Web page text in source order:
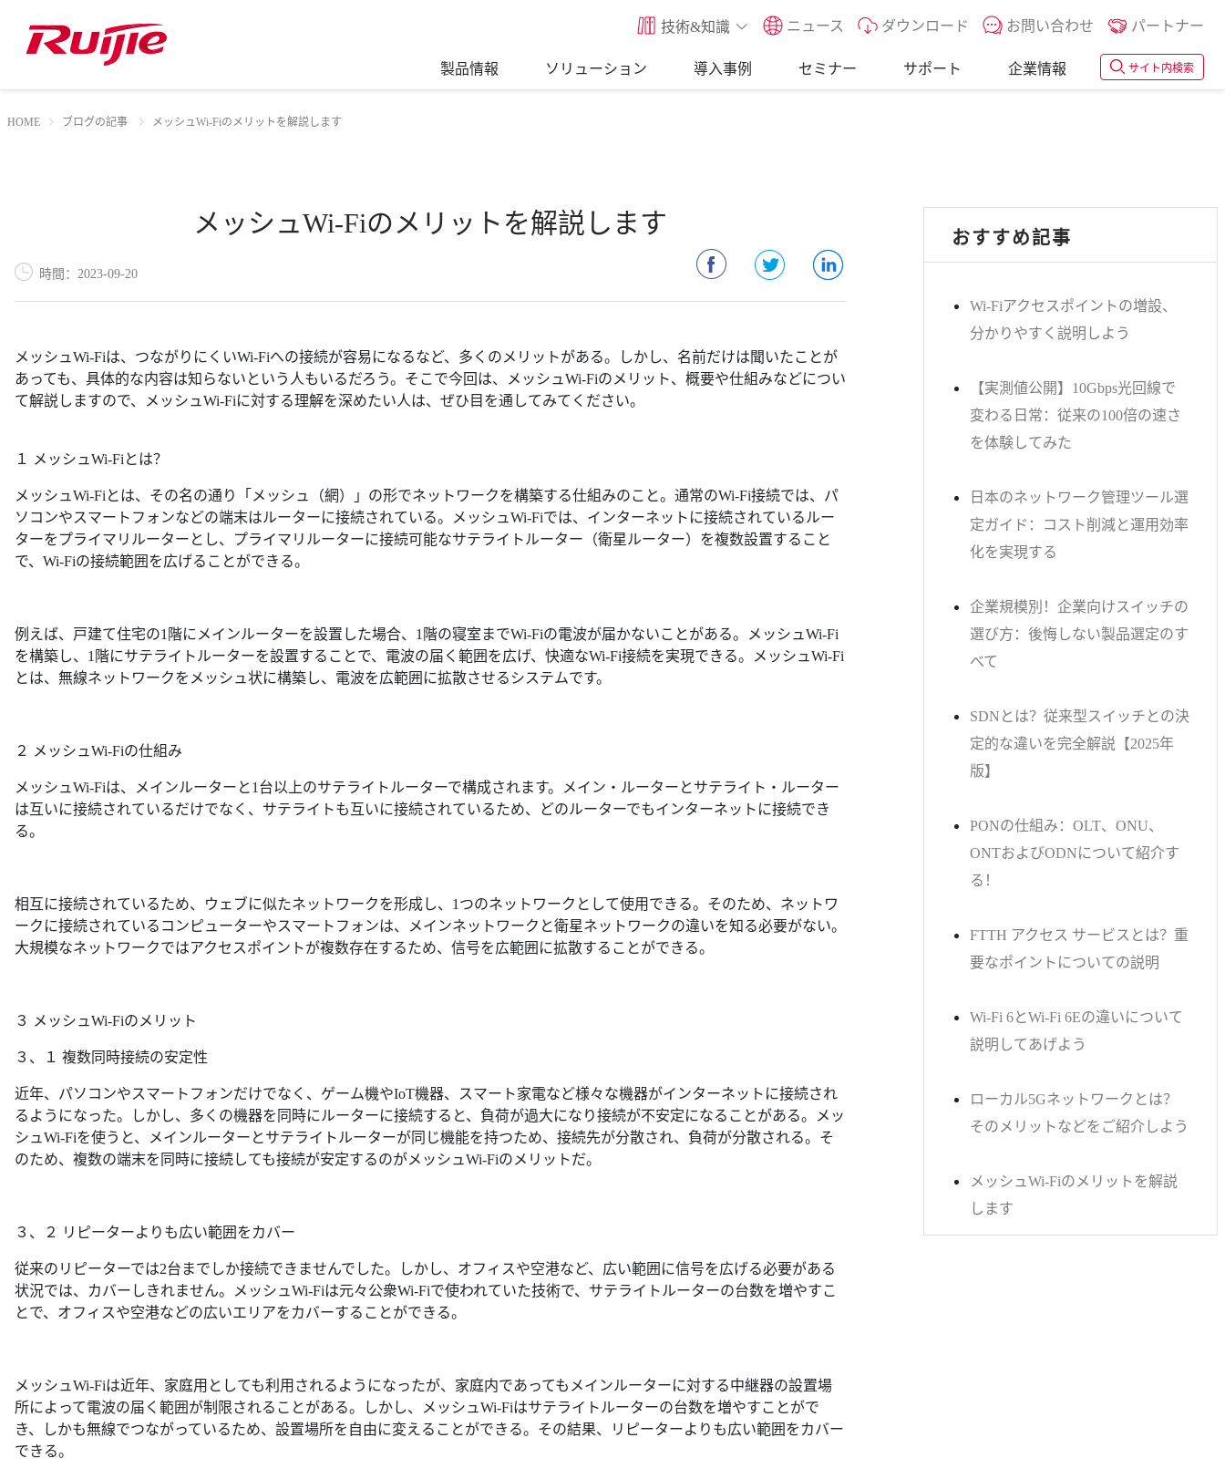
技術&知識 ニュース ダウンロード お問い合わせ パートナー
製品情報 ソリューション 導入事例 セミナー サポート 企業情報 サイト内検索
HOME ブログの記事 メッシュWi-Fiのメリットを解説します
メッシュWi-Fiのメリットを解説します
時間：2023-09-20
メッシュWi-Fiは、つながりにくいWi-Fiへの接続が容易になるなど、多くのメリットがある。しかし、名前だけは聞いたことが
あっても、具体的な内容は知らないという人もいるだろう。そこで今回は、メッシュWi-Fiのメリット、概要や仕組みなどについ
て解説しますので、メッシュWi-Fiに対する理解を深めたい人は、ぜひ目を通してみてください。
１ メッシュWi-Fiとは？
メッシュWi-Fiとは、その名の通り「メッシュ（網）」の形でネットワークを構築する仕組みのこと。通常のWi-Fi接続では、パ
ソコンやスマートフォンなどの端末はルーターに接続されている。メッシュWi-Fiでは、インターネットに接続されているルー
ターをプライマリルーターとし、プライマリルーターに接続可能なサテライトルーター（衛星ルーター）を複数設置すること
で、Wi-Fiの接続範囲を広げることができる。
例えば、戸建て住宅の1階にメインルーターを設置した場合、1階の寝室までWi-Fiの電波が届かないことがある。メッシュWi-Fi
を構築し、1階にサテライトルーターを設置することで、電波の届く範囲を広げ、快適なWi-Fi接続を実現できる。メッシュWi-Fi
とは、無線ネットワークをメッシュ状に構築し、電波を広範囲に拡散させるシステムです。
２ メッシュWi-Fiの仕組み
メッシュWi-Fiは、メインルーターと1台以上のサテライトルーターで構成されます。メイン・ルーターとサテライト・ルーター
は互いに接続されているだけでなく、サテライトも互いに接続されているため、どのルーターでもインターネットに接続でき
る。
相互に接続されているため、ウェブに似たネットワークを形成し、1つのネットワークとして使用できる。そのため、ネットワ
ークに接続されているコンピューターやスマートフォンは、メインネットワークと衛星ネットワークの違いを知る必要がない。
大規模なネットワークではアクセスポイントが複数存在するため、信号を広範囲に拡散することができる。
３ メッシュWi-Fiのメリット
３、１ 複数同時接続の安定性
近年、パソコンやスマートフォンだけでなく、ゲーム機やIoT機器、スマート家電など様々な機器がインターネットに接続され
るようになった。しかし、多くの機器を同時にルーターに接続すると、負荷が過大になり接続が不安定になることがある。メッ
シュWi-Fiを使うと、メインルーターとサテライトルーターが同じ機能を持つため、接続先が分散され、負荷が分散される。そ
のため、複数の端末を同時に接続しても接続が安定するのがメッシュWi-Fiのメリットだ。
３、２ リピーターよりも広い範囲をカバー
従来のリピーターでは2台までしか接続できませんでした。しかし、オフィスや空港など、広い範囲に信号を広げる必要がある
状況では、カバーしきれません。メッシュWi-Fiは元々公衆Wi-Fiで使われていた技術で、サテライトルーターの台数を増やすこ
とで、オフィスや空港などの広いエリアをカバーすることができる。
メッシュWi-Fiは近年、家庭用としても利用されるようになったが、家庭内であってもメインルーターに対する中継器の設置場
所によって電波の届く範囲が制限されることがある。しかし、メッシュWi-Fiはサテライトルーターの台数を増やすことがで
き、しかも無線でつながっているため、設置場所を自由に変えることができる。その結果、リピーターよりも広い範囲をカバー
できる。
おすすめ記事
Wi-Fiアクセスポイントの増設、
分かりやすく説明しよう
【実測値公開】10Gbps光回線で
変わる日常：従来の100倍の速さ
を体験してみた
日本のネットワーク管理ツール選
定ガイド：コスト削減と運用効率
化を実現する
企業規模別！企業向けスイッチの
選び方：後悔しない製品選定のす
べて
SDNとは？従来型スイッチとの決
定的な違いを完全解説【2025年
版】
PONの仕組み：OLT、ONU、
ONTおよびODNについて紹介す
る！
FTTH アクセス サービスとは？重
要なポイントについての説明
Wi-Fi 6とWi-Fi 6Eの違いについて
説明してあげよう
ローカル5Gネットワークとは？
そのメリットなどをご紹介しよう
メッシュWi-Fiのメリットを解説
します